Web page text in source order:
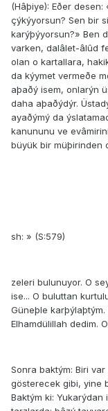
(Hâþiye): Eðer
çýkýyorsun? Sen bir
karýþýyorsun?» Ben
varken, dalâlet-âlûd
olan o kartallara,
da kýymet vermeðe
aþaðý isem, onlarýn
daha aþaðýdýr.
ayaðýmý da
kanununu ve
büyük bir müþirinden
sh: » (S:579)
zeleri bulunuyor. O
ise... O buluttan
Güneþle
Elhamdülillah dedim.
Sonra baktým: Biri
gösterecek gibi, yine
Baktým ki: